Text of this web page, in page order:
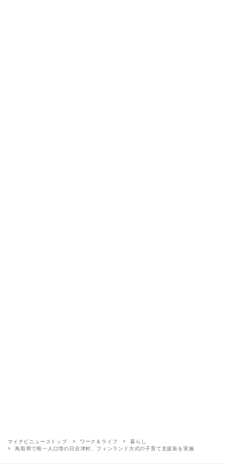
マイナビニューストップ ワーク＆ライフ
暮らし
鳥取県で唯一人口増の日吉津村、フィンランド方式の子育て支援策を実施